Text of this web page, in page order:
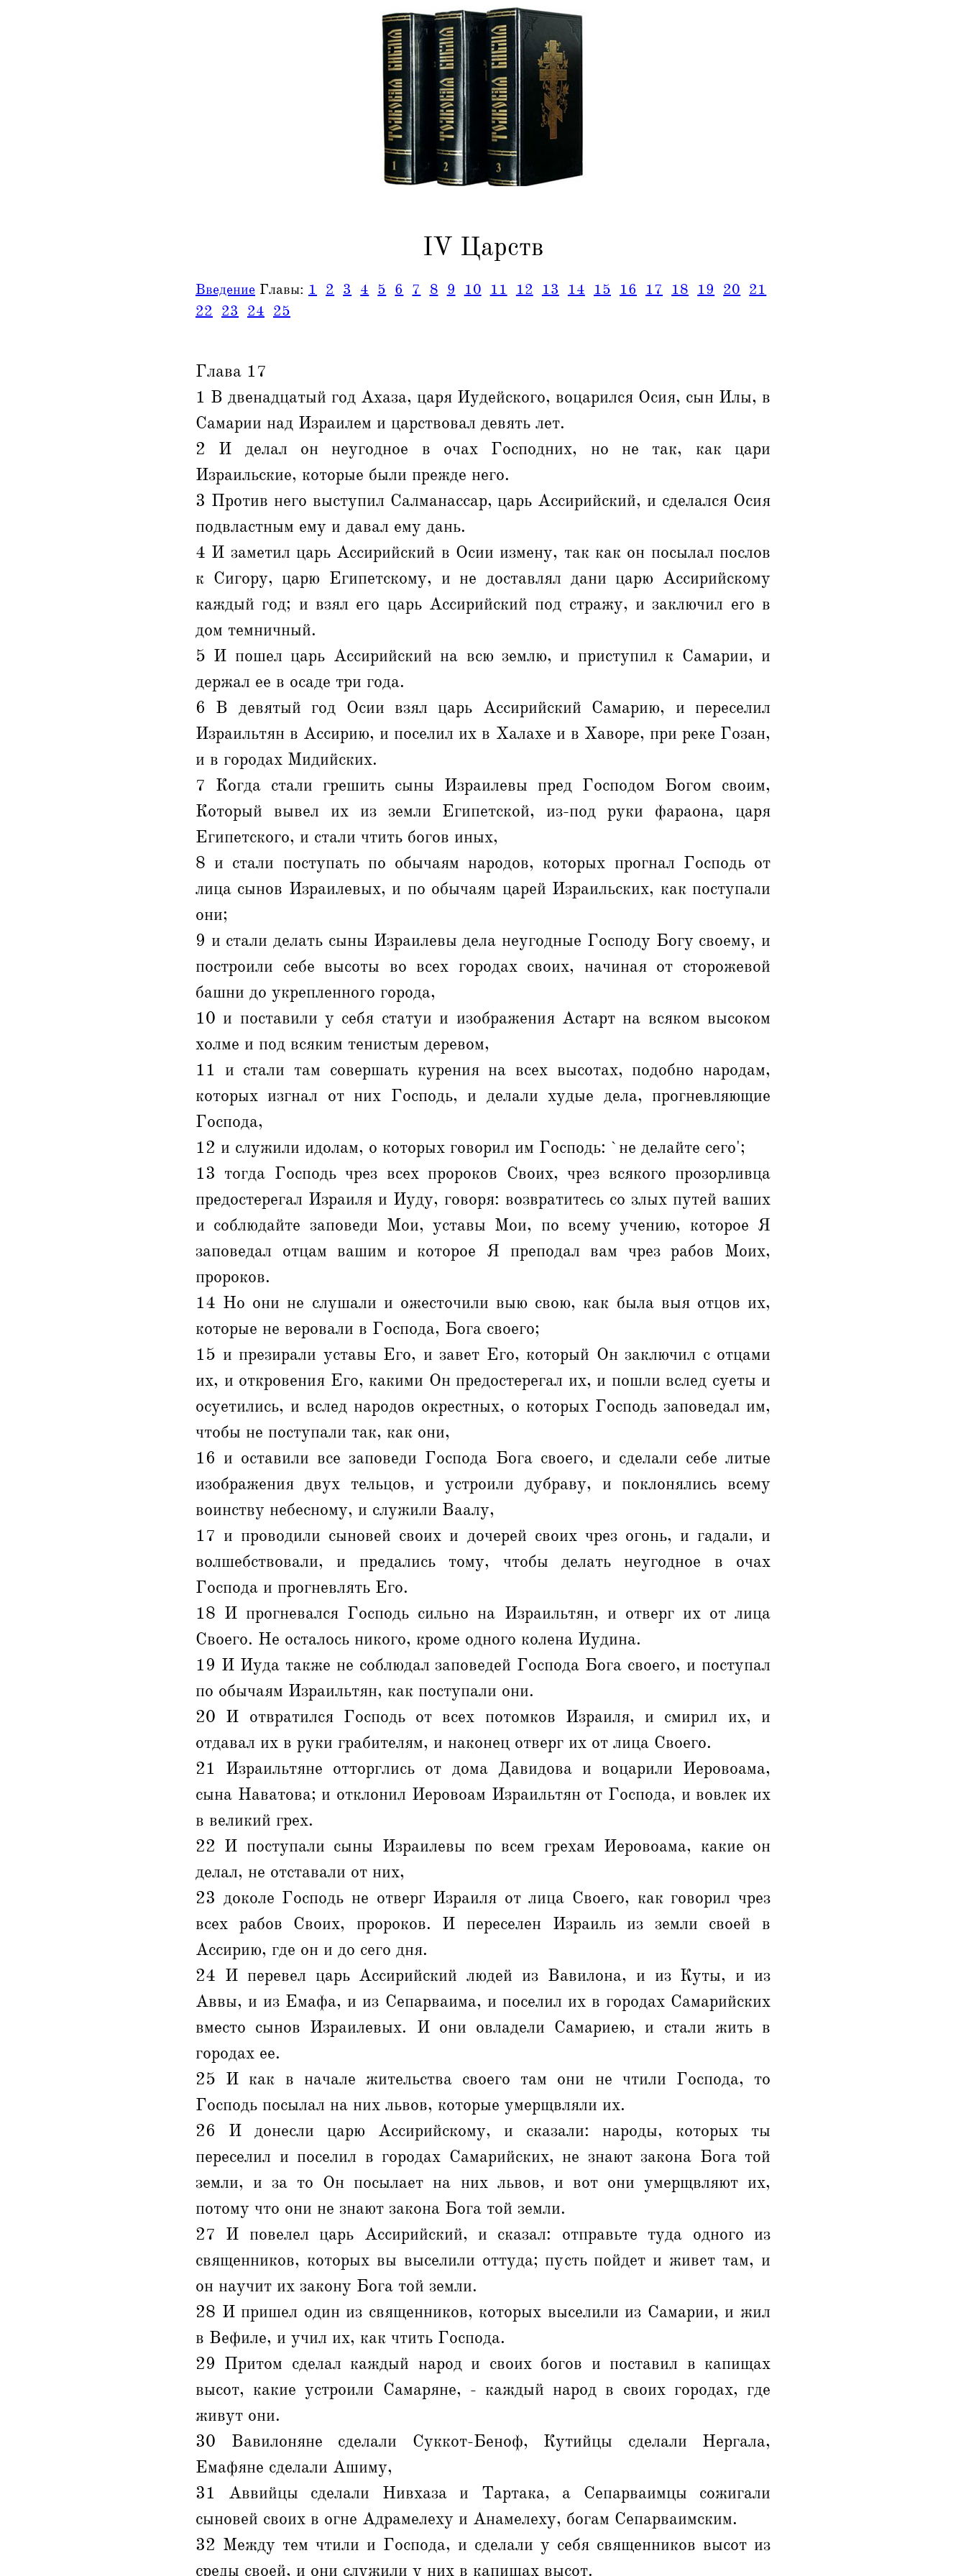
IV Царств
Введение Главы: 1 2 3 4 5 6 7 8 9 10 11 12 13 14 15 16 17 18 19 20 21
22 23 24 25
Глава 17
1 В двенадцатый год Ахаза, царя Иудейского, воцарился Осия, сын Илы, в
Самарии над Израилем и царствовал девять лет.
2 И делал он неугодное в очах Господних, но не так, как цари
Израильские, которые были прежде него.
3 Против него выступил Салманассар, царь Ассирийский, и сделался Осия
подвластным ему и давал ему дань.
4 И заметил царь Ассирийский в Осии измену, так как он посылал послов
к Сигору, царю Египетскому, и не доставлял дани царю Ассирийскому
каждый год; и взял его царь Ассирийский под стражу, и заключил его в
дом темничный.
5 И пошел царь Ассирийский на всю землю, и приступил к Самарии, и
держал ее в осаде три года.
6 В девятый год Осии взял царь Ассирийский Самарию, и переселил
Израильтян в Ассирию, и поселил их в Халахе и в Хаворе, при реке Гозан,
и в городах Мидийских.
7 Когда стали грешить сыны Израилевы пред Господом Богом своим,
Который вывел их из земли Египетской, из-под руки фараона, царя
Египетского, и стали чтить богов иных,
8 и стали поступать по обычаям народов, которых прогнал Господь от
лица сынов Израилевых, и по обычаям царей Израильских, как поступали
они;
9 и стали делать сыны Израилевы дела неугодные Господу Богу своему, и
построили себе высоты во всех городах своих, начиная от сторожевой
башни до укрепленного города,
10 и поставили у себя статуи и изображения Астарт на всяком высоком
холме и под всяким тенистым деревом,
11 и стали там совершать курения на всех высотах, подобно народам,
которых изгнал от них Господь, и делали худые дела, прогневляющие
Господа,
12 и служили идолам, о которых говорил им Господь: `не делайте сего';
13 тогда Господь чрез всех пророков Своих, чрез всякого прозорливца
предостерегал Израиля и Иуду, говоря: возвратитесь со злых путей ваших
и соблюдайте заповеди Мои, уставы Мои, по всему учению, которое Я
заповедал отцам вашим и которое Я преподал вам чрез рабов Моих,
пророков.
14 Но они не слушали и ожесточили выю свою, как была выя отцов их,
которые не веровали в Господа, Бога своего;
15 и презирали уставы Его, и завет Его, который Он заключил с отцами
их, и откровения Его, какими Он предостерегал их, и пошли вслед суеты и
осуетились, и вслед народов окрестных, о которых Господь заповедал им,
чтобы не поступали так, как они,
16 и оставили все заповеди Господа Бога своего, и сделали себе литые
изображения двух тельцов, и устроили дубраву, и поклонялись всему
воинству небесному, и служили Ваалу,
17 и проводили сыновей своих и дочерей своих чрез огонь, и гадали, и
волшебствовали, и предались тому, чтобы делать неугодное в очах
Господа и прогневлять Его.
18 И прогневался Господь сильно на Израильтян, и отверг их от лица
Своего. Не осталось никого, кроме одного колена Иудина.
19 И Иуда также не соблюдал заповедей Господа Бога своего, и поступал
по обычаям Израильтян, как поступали они.
20 И отвратился Господь от всех потомков Израиля, и смирил их, и
отдавал их в руки грабителям, и наконец отверг их от лица Своего.
21 Израильтяне отторглись от дома Давидова и воцарили Иеровоама,
сына Наватова; и отклонил Иеровоам Израильтян от Господа, и вовлек их
в великий грех.
22 И поступали сыны Израилевы по всем грехам Иеровоама, какие он
делал, не отставали от них,
23 доколе Господь не отверг Израиля от лица Своего, как говорил чрез
всех рабов Своих, пророков. И переселен Израиль из земли своей в
Ассирию, где он и до сего дня.
24 И перевел царь Ассирийский людей из Вавилона, и из Куты, и из
Аввы, и из Емафа, и из Сепарваима, и поселил их в городах Самарийских
вместо сынов Израилевых. И они овладели Самариею, и стали жить в
городах ее.
25 И как в начале жительства своего там они не чтили Господа, то
Господь посылал на них львов, которые умерщвляли их.
26 И донесли царю Ассирийскому, и сказали: народы, которых ты
переселил и поселил в городах Самарийских, не знают закона Бога той
земли, и за то Он посылает на них львов, и вот они умерщвляют их,
потому что они не знают закона Бога той земли.
27 И повелел царь Ассирийский, и сказал: отправьте туда одного из
священников, которых вы выселили оттуда; пусть пойдет и живет там, и
он научит их закону Бога той земли.
28 И пришел один из священников, которых выселили из Самарии, и жил
в Вефиле, и учил их, как чтить Господа.
29 Притом сделал каждый народ и своих богов и поставил в капищах
высот, какие устроили Самаряне, - каждый народ в своих городах, где
живут они.
30 Вавилоняне сделали Суккот-Беноф, Кутийцы сделали Нергала,
Емафяне сделали Ашиму,
31 Аввийцы сделали Нивхаза и Тартака, а Сепарваимцы сожигали
сыновей своих в огне Адрамелеху и Анамелеху, богам Сепарваимским.
32 Между тем чтили и Господа, и сделали у себя священников высот из
среды своей, и они служили у них в капищах высот.